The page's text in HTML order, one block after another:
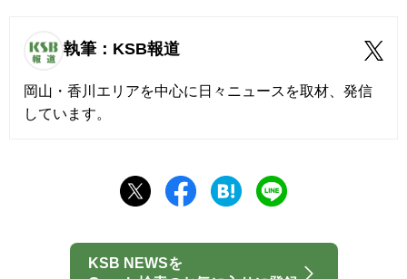
執筆：KSB報道
岡山・香川エリアを中心に日々ニュースを取材、発信
しています。
KSB NEWSを